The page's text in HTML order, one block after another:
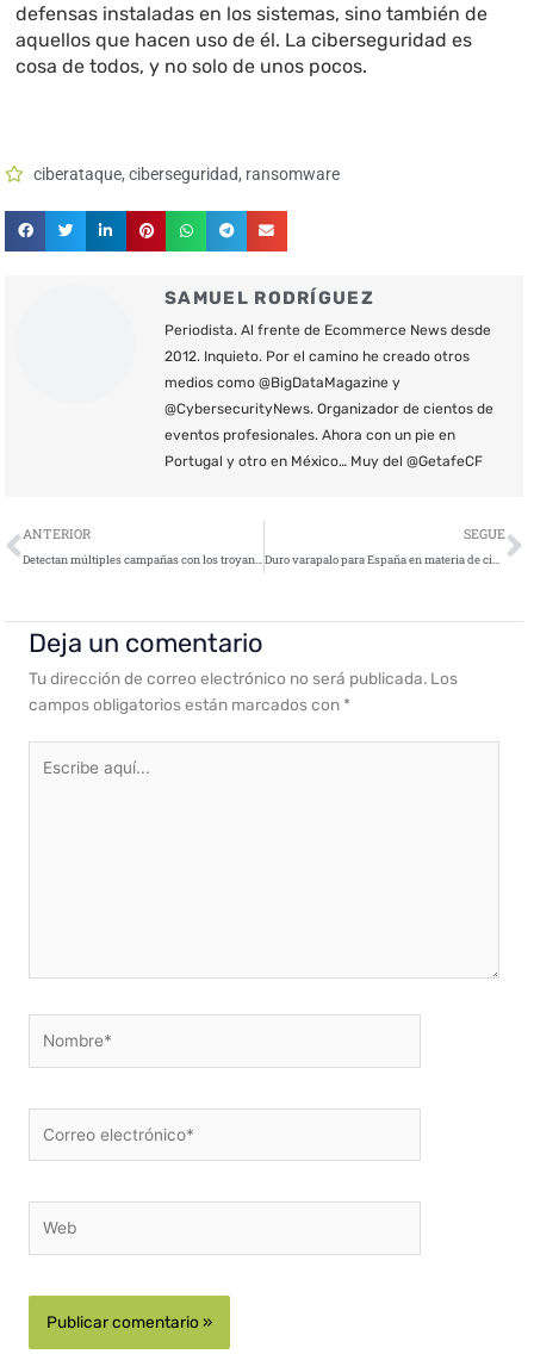
defensas instaladas en los sistemas, sino también de
aquellos que hacen uso de él. La ciberseguridad es
cosa de todos, y no solo de unos pocos.
ciberataque,ciberseguridad, ransomware
SAMUEL RODRÍGUEZ
Periodista. Al frente de Ecommerce News desde
2012. Inquieto. Por el camino he creado otros
medios como @BigDataMagazine y
@CybersecurityNews. Organizador de cientos de
eventos profesionales. Ahora con un pie en
Portugal y otro en México… Muy del @GetafeCF
Ant
ANTERIOR
Detectan múltiples campañas con los troyanos RAT Agent Tesla y Remcos
SEGUE
Duro varapalo para España en materia de ciberseguridad
Deja un comentario
Tu dirección de correo electrónico no será publicada. Los
campos obligatorios están marcados con *
aquí...
electrónico*